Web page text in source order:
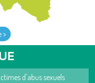
>
d'abus sexuels